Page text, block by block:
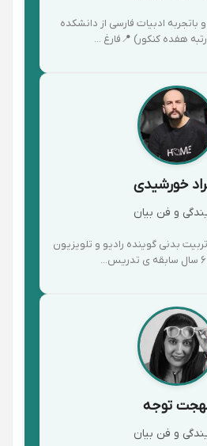
ادبیات فارسی از دانشکده
هفده کنکور) 📍فارغ ...
خورشیدی
و فن بیان
بدنی گوینده رادیو و تلویزیون
توجه
و فن بیان